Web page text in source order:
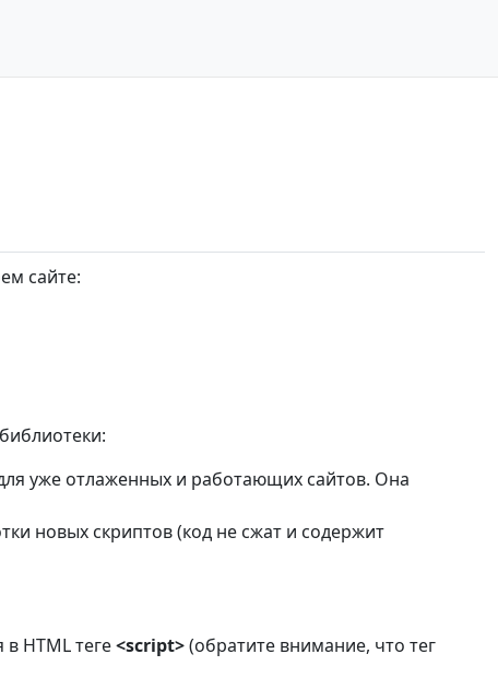
сайте:
уже отлаженных и работающих сайтов. Она
новых скриптов (код не сжат и содержит
HTML теге<script>(обратите внимание, что тег